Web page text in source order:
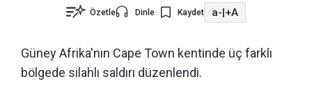
Özetle Dinle Kaydet a-|+A
Güney Afrika'nın Cape Town kentinde üç farklı
bölgede silahlı saldırı düzenlendi.